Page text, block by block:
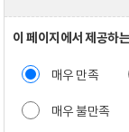
이 페이지에서 제공하
매우 만족
매우 불만족